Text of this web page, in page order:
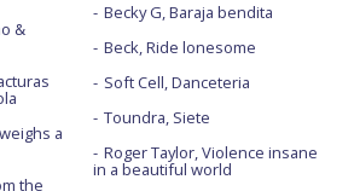
&
a
the
Becky G, Baraja bendita
Beck, Ride lonesome
Soft Cell, Danceteria
Toundra, Siete
Roger Taylor, Violence insane
in a beautiful world